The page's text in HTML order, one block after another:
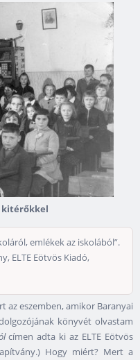
kitérőkkel
emlékek az iskolából”.
ELTE Eötvös Kiadó,
az eszemben, amikor Baranyai
könyvét olvastam
címen adta ki az ELTE Eötvös
Hogy miért? Mert a